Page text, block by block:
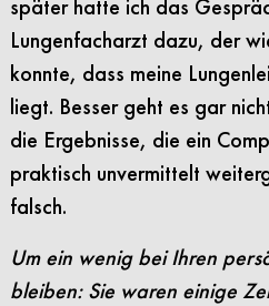
später hatte ich das
Lungenfacharzt dazu, der
konnte, dass meine
liegt. Besser geht es gar
die Ergebnisse, die ein
praktisch unvermittelt
falsch.
Um ein wenig bei Ihren
bleiben: Sie waren einige